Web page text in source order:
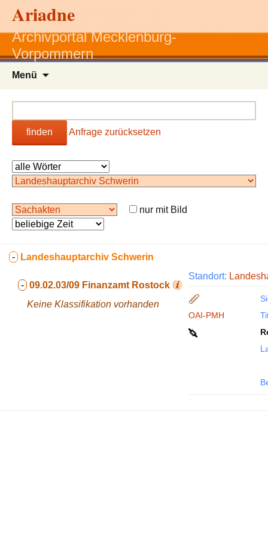
Ariadne
Archivportal Mecklenburg-
Vorpommern
Menü
finden Anfrage zurücksetzen
nur mit Bild
- Landeshauptarchiv Schwerin
- 09.02.03/09 Finanzamt Rostock
Keine Klassifikation vorhanden
Standort:
OAI-PMH